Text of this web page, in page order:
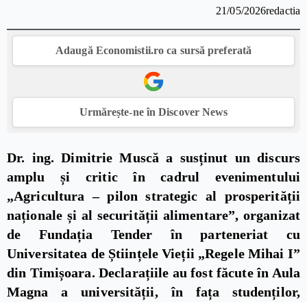
21/05/2026redactia
Adaugă Economistii.ro ca sursă preferată
Urmărește-ne în Discover News
Dr. ing. Dimitrie Muscă a susținut un discurs
amplu și critic în cadrul evenimentului
„Agricultura – pilon strategic al prosperității
naționale și al securității alimentare”, organizat
de Fundația Tender în parteneriat cu
Universitatea de Științele Vieții „Regele Mihai I”
din Timișoara. Declarațiile au fost făcute în Aula
Magna a universității, în fața studenților,